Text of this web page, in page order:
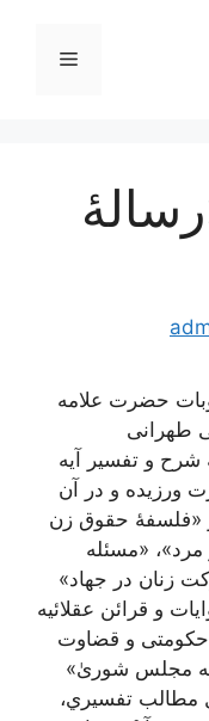
فهرست
حضرت علامه
طهرانی
شرح و تفسير آيه
ورزیده و در آن‌
«فلسفۀ حقوق زن
«مسئله
زنان در جهاد»
و قرائن عقلائیه
و قضاوت‌
به‌ مجلس‌ شوریٰ»‌
مطالب‌ تفسيري‌،